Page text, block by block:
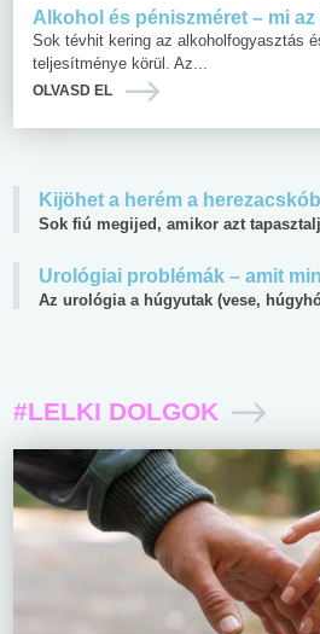
Alkohol és péniszméret – mi
Sok tévhit kering az alkoholfogyasztás
teljesítménye körül. Az...
OLVASD EL
Kijöhet a herém a
Sok fiú megijed, amikor azt
Urológiai problémák – amit
Az urológia a húgyutak (vese,
#LELKI DOLGOK